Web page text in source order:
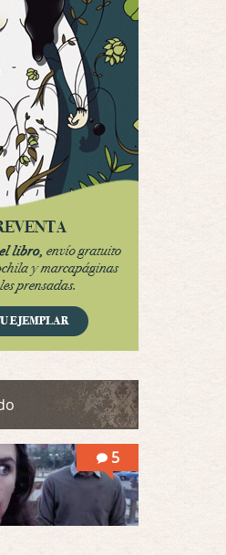
castellano, está …
verla y nunca lo …
Llamas
Totalmente de acuerdo Ignacio. La he disfr …
5